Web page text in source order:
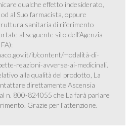
qualche effetto indesiderato,
al Suo farmacista, oppure
sanitaria di riferimento
al seguente sito dell’Agenzia
it/content/modalità-di-
reazioni-avverse-ai-medicinali.
alla qualità del prodotto, La
direttamente Ascensia
n. 800-824055 che La farà parlare
Grazie per l’attenzione.